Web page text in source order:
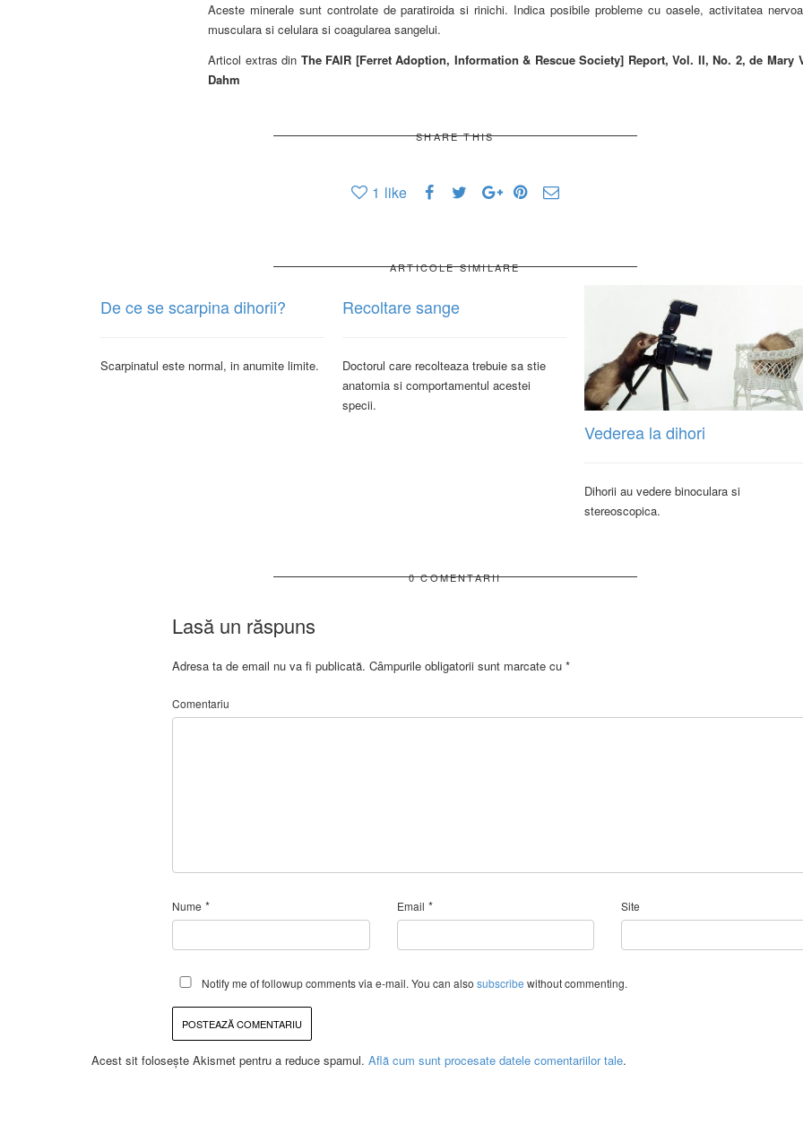
Aceste minerale sunt controlate de paratiroida si rinichi. Indica posibile probleme cu oasele, activitatea
musculara si celulara si coagularea sangelui.
Articol extras din The FAIR [Ferret Adoption, Information & Rescue Society] Report, Vol. II, No. 2, de Mary
Dahm
SHARE THIS
1 like
ARTICOLE SIMILARE
De ce se scarpina dihorii?
Scarpinatul este normal, in anumite limite.
Recoltare sange
Doctorul care recolteaza trebuie sa stie
anatomia si comportamentul acestei
specii.
Vederea la dihori
Dihorii au vedere binoculara si
stereoscopica.
0 COMENTARII
Lasă un răspuns
Adresa ta de email nu va fi publicată. Câmpurile obligatorii sunt marcate cu *
Comentariu
Nume * Email * Site
Notify me of followup comments via e-mail. You can also subscribe without commenting.
Acest sit folosește Akismet pentru a reduce spamul. Află cum sunt procesate datele comentariilor tale.